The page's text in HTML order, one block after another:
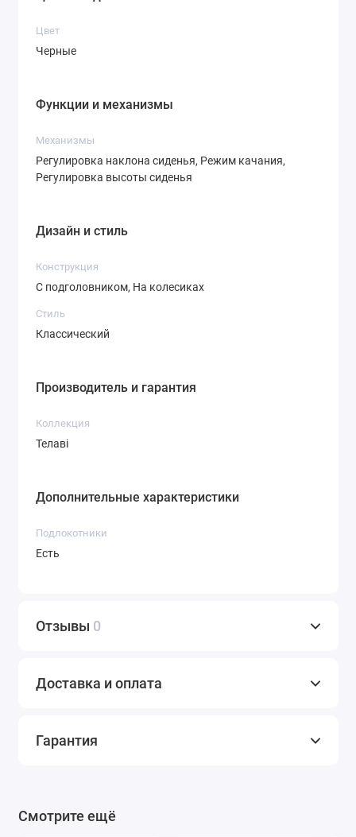
Цвет
Черные
Функции и механизмы
Механизмы
Регулировка наклона сиденья, Режим качания,
Регулировка высоты сиденья
Дизайн и стиль
Конструкция
С подголовником, На колесиках
Стиль
Классический
Производитель и гарантия
Коллекция
Телаві
Дополнительные характеристики
Подлокотники
Есть
Отзывы 0
Доставка и оплата
Гарантия
Смотрите ещё